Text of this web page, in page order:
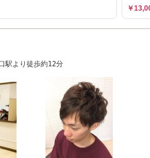
￥
駅より徒歩約12分